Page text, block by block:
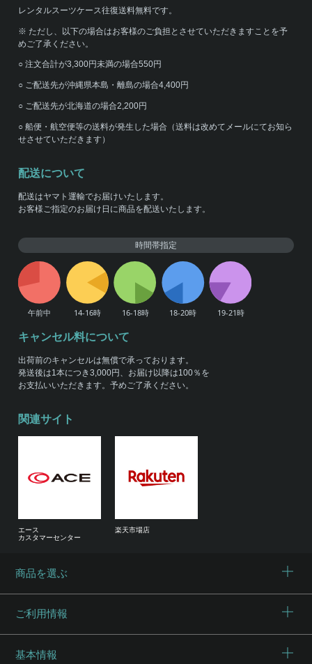
レンタルスーツケース往復送料無料です。
※ ただし、以下の場合はお客様のご負担とさせていただきますことを予
めご了承ください。
○ 注文合計が3,300円未満の場合550円
○ ご配送先が沖縄県本島・離島の場合4,400円
○ ご配送先が北海道の場合2,200円
○ 船便・航空便等の送料が発生した場合（送料は改めてメールにてお知ら
せさせていただきます）
配送について
配送はヤマト運輸でお届けいたします。
お客様ご指定のお届け日に商品を配送いたします。
時間帯指定
キャンセル料について
出荷前のキャンセルは無償で承っております。
発送後は1本につき3,000円、お届け以降は100％を
お支払いいただきます。予めご了承ください。
関連サイト
エース
カスタマーセンター
楽天市場店
商品を選ぶ
ご利用情報
基本情報